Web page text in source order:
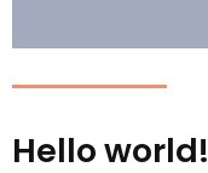
Hello world!